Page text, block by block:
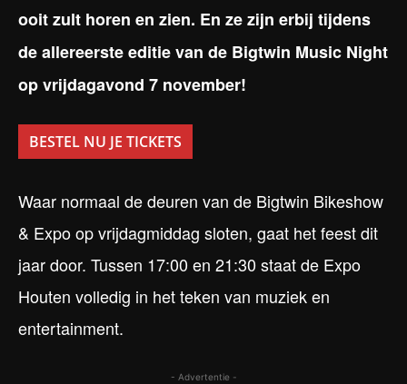
ooit zult horen en zien. En ze zijn erbij tijdens
de allereerste editie van de Bigtwin Music Night
op vrijdagavond 7 november!
BESTEL NU JE TICKETS
Waar normaal de deuren van de Bigtwin Bikeshow
& Expo op vrijdagmiddag sloten, gaat het feest dit
jaar door. Tussen 17:00 en 21:30 staat de Expo
Houten volledig in het teken van muziek en
entertainment.
- Advertentie -